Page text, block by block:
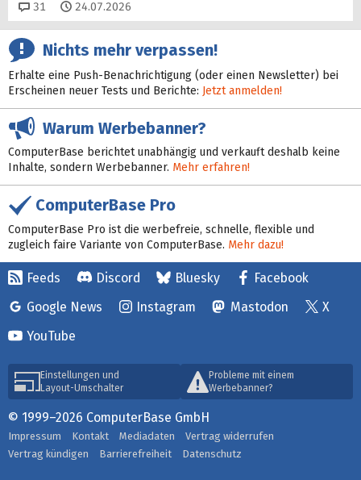
31 Kommentare
24.07.2026
Nichts mehr verpassen!
Erhalte eine Push-Benachrichtigung (oder einen Newsletter) bei
Erscheinen neuer Tests und Berichte: Jetzt anmelden!
Warum Werbebanner?
ComputerBase berichtet unabhängig und verkauft deshalb keine
Inhalte, sondern Werbebanner. Mehr erfahren!
ComputerBase Pro
ComputerBase Pro ist die werbefreie, schnelle, flexible und
zugleich faire Variante von ComputerBase. Mehr dazu!
Feeds Discord Bluesky
Facebook
Google News
Instagram Mastodon
X
YouTube
Einstellungen und
Layout-Umschalter
Probleme mit einem
Werbebanner?
© 1999–2026 ComputerBase GmbH
Impressum Kontakt Mediadaten
Vertrag widerrufen
Vertrag kündigen
Barrierefreiheit Datenschutz